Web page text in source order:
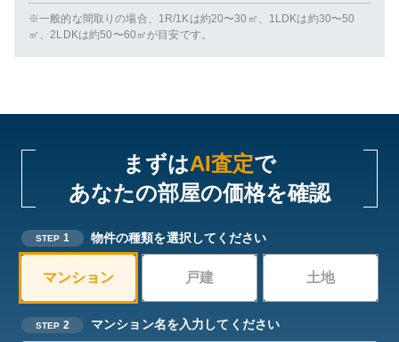
※一般的な間取りの場合、1R/1Kは約20〜30㎡、1LDKは約30〜50
㎡、2LDKは約50〜60㎡が目安です。
まずはAI査定で
あなたの部屋の価格を確認
STEP 1 物件の種類を選択してください
マンション 戸建 土地
STEP 2 マンション名を入力してください